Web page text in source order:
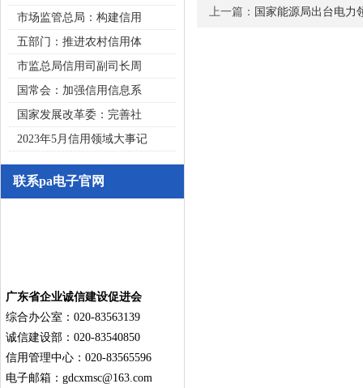
市场监管总局：构建信用
五部门：推进农村信用体
市监总局信用司副司长周
国常会：加强信用信息系
国家发展改革委：完善社
2023年5月信用领域大事记
联系pa电子官网
广东省企业诚信建设促进会
综合办公室：020-83563139
诚信建设部：020-83540850
信用管理中心：020-83565596
电子邮箱： gdcxmsc@163.com
上一篇： 国家能源局出台电力